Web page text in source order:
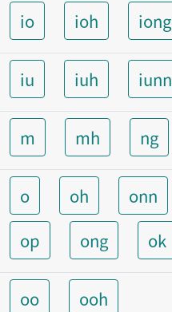
io ioh iong
iu iuh iunn
m mh ng
o oh onn
op
ong ok
oo ooh